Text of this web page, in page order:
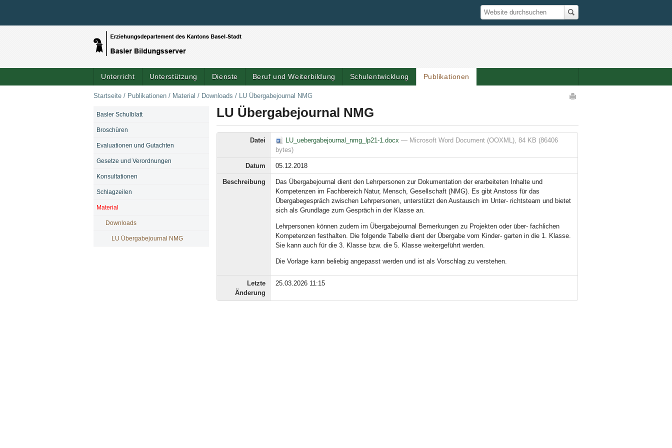
Suche
Website durchsuchen
Unterricht Unterstützung Dienste Beruf und Weiterbildung Schulentwicklung Publikationen
Startseite / Publikationen / Material / Downloads / LU Übergabejournal NMG
LU Übergabejournal NMG
Datei LU_uebergabejournal_nmg_lp21-1.docx — Microsoft Word Document (OOXML), 84 KB (86406
bytes)
Datum 05.12.2018
Beschreibung
Das Übergabejournal dient den Lehrpersonen zur Dokumentation der erarbeiteten Inhalte und
Kompetenzen im Fachbereich Natur, Mensch, Gesellschaft (NMG). Es gibt Anstoss für das
Übergabegespräch zwischen Lehrpersonen, unterstützt den Austausch im Unter- richtsteam und bietet
sich als Grundlage zum Gespräch in der Klasse an.
Lehrpersonen können zudem im Übergabejournal Bemerkungen zu Projekten oder über- fachlichen
Kompetenzen festhalten. Die folgende Tabelle dient der Übergabe vom Kinder- garten in die 1. Klasse.
Sie kann auch für die 3. Klasse bzw. die 5. Klasse weitergeführt werden.
Die Vorlage kann beliebig angepasst werden und ist als Vorschlag zu verstehen.
Letzte
Änderung
25.03.2026 11:15
NAVIGATION
Basler Schulblatt
Broschüren
Evaluationen und Gutachten
Gesetze und Verordnungen
Konsultationen
Schlagzeilen
Material
Downloads
LU Übergabejournal NMG